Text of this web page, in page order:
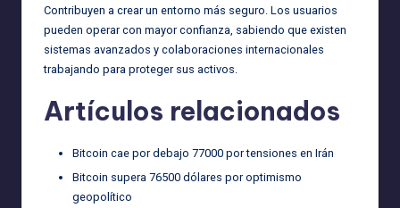
Contribuyen a crear un entorno más seguro. Los usuarios
pueden operar con mayor confianza, sabiendo que existen
sistemas avanzados y colaboraciones internacionales
trabajando para proteger sus activos.
Artículos relacionados
Bitcoin cae por debajo 77000 por tensiones en Irán
Bitcoin supera 76500 dólares por optimismo
geopolítico